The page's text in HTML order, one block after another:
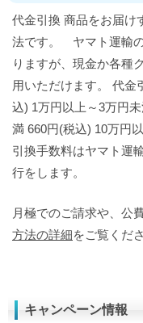
代金引換 商品をお届け
法です。 ヤマト運輸
りますが、現金か各種
用いただけます。 代
込) 1万円以上～3万円
満 660円(税込) 10万円
引換手数料はヤマト運
行をします。
月極でのご請求や、公
方法の詳細をご覧くだ
キャンペーン情報